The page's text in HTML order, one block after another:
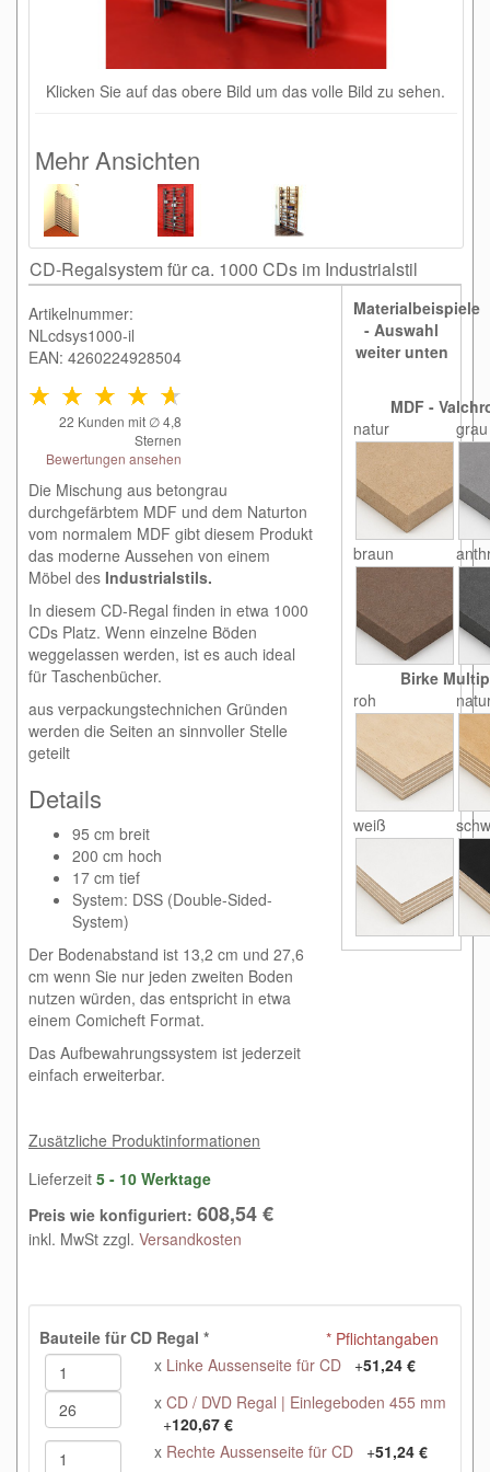
Klicken Sie auf das obere Bild um das volle Bild zu sehen.
Mehr Ansichten
CD-Regalsystem für ca. 1000 CDs im Industrialstil
Artikelnummer:
NLcdsys1000-il
EAN: 4260224928504
22 Kunden mit ∅4,8
Sternen
Bewertungen ansehen
Die Mischung aus betongrau
durchgefärbtem MDF und dem Naturton
vom normalem MDF gibt diesem Produkt
das moderne Aussehen von einem
Möbel des Industrialstils.
In diesem CD-Regal finden in etwa 1000
CDs Platz. Wenn einzelne Böden
weggelassen werden, ist es auch ideal
für Taschenbücher.
aus verpackungstechnichen Gründen
werden die Seiten an sinnvoller Stelle
geteilt
Details
95 cm breit
200 cm hoch
17 cm tief
System: DSS (Double-Sided-
System)
Der Bodenabstand ist 13,2 cm und 27,6
cm wenn Sie nur jeden zweiten Boden
nutzen würden, das entspricht in etwa
einem Comicheft Format.
Das Aufbewahrungssystem ist jederzeit
einfach erweiterbar.
Zusätzliche Produktinformationen
Materialbeispiele
- Auswahl
weiter unten
MDF -
natur
grau
braun
Birke
roh
weiß
Lieferzeit 5 - 10 Werktage
Preis wie konfiguriert: 608,54 €
inkl. MwSt zzgl. Versandkosten
Bauteile für CD Regal *
x Linke Aussenseite für CD +51,24 €
xCD / DVD Regal | Einlegeboden 455 mm
+120,67 €
x Rechte Aussenseite für CD +51,24 €
* Pflichtangaben